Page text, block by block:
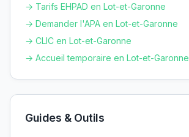
→ Tarifs EHPAD en Lot-et-Garonne
→ Demander l'APA en Lot-et-Garonne
→ CLIC en Lot-et-Garonne
→ Accueil temporaire en Lot-et-Garonne
Guides & Outils